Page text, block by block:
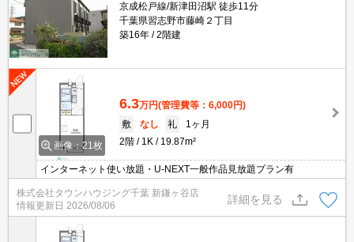
京成松戸線/新津田沼駅 徒歩11分
千葉県習志野市藤崎２丁目
築16年
2階建
画像：21枚
6.3万円(管理費等：6,000円)
敷
なし 礼
1ヶ月
2階
1K 19.87m²
インターネット使い放題・U-NEXT一般作品見放題プラン有
株式会社タウンハウジング千葉 新鎌ヶ谷店
情報更新日 2026/08/06
詳細を見る